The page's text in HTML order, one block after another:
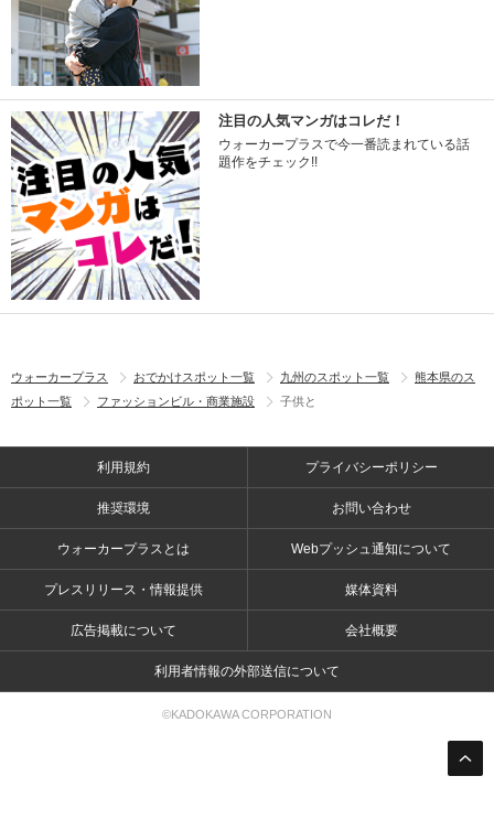
注目の人気マンガはコレだ！
ウォーカープラスで今一番読まれている話
題作をチェック!!
ウォーカープラス おでかけスポット一覧 九州のスポット一覧
熊本県のス
ポット一覧
ファッションビル・商業施設 子供と
利用規約 プライバシーポリシー
推奨環境 お問い合わせ
ウォーカープラスとは Webプッシュ通知について
プレスリリース・情報提供 媒体資料
広告掲載について 会社概要
利用者情報の外部送信について
©KADOKAWA CORPORATION